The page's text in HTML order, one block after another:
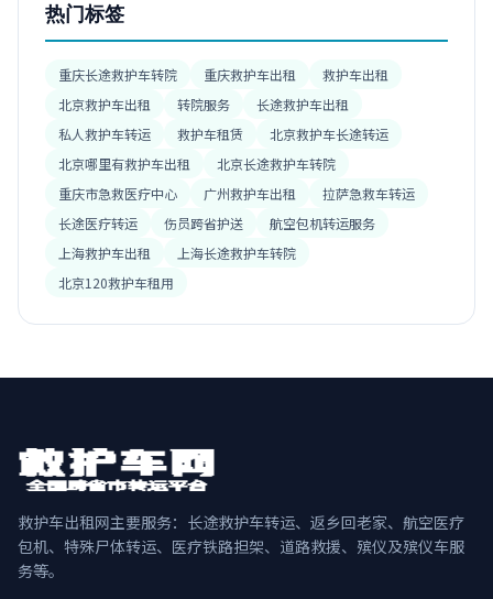
热门标签
重庆长途救护车转院 重庆救护车出租
救护车出租
北京救护车出租
转院服务
长途救护车出租
私人救护车转运
救护车租赁
北京救护车长途转运
北京哪里有救护车出租
北京长途救护车转院
重庆市急救医疗中心
广州救护车出租
拉萨急救车转运
长途医疗转运
伤员跨省护送
航空包机转运服务
上海救护车出租
上海长途救护车转院
北京120救护车租用
救护车出租网主要服务：长途救护车转运、返乡回老家、航空医疗
包机、特殊尸体转运、医疗铁路担架、道路救援、殡仪及殡仪车服
务等。